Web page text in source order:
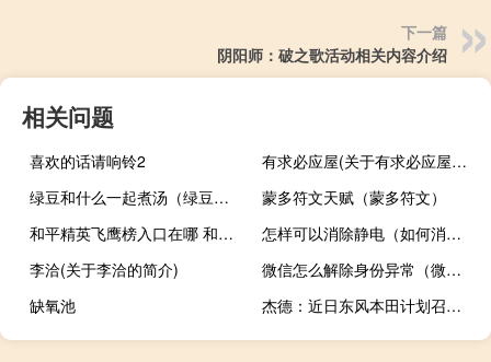
下一篇
阴阳师：破之歌活动相关内容介绍
相关问题
喜欢的话请响铃2
有求必应屋(关于有求必应屋的简介)
绿豆和什么一起煮汤（绿豆和什么一起煮最好）
蒙多符文天赋（蒙多符文）
和平精英飞鹰榜入口在哪 和平精英金鹰榜入口地址一览
怎样可以消除静电（如何消除静电的几个方法）
李洽(关于李洽的简介)
微信怎么解除身份异常（微信怎么解除身份证绑定）
缺氧池
杰德：近日东风本田计划召回部分杰德